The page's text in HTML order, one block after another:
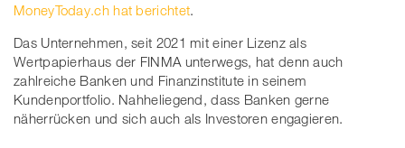
MoneyToday.ch hat berichtet
Das Unternehmen, seit 2021 mit einer Lizenz als
Wertpapierhaus der FINMA unterwegs, hat denn auch
zahlreiche Banken und Finanzinstitute in seinem
Kundenportfolio. Nahheliegend, dass Banken gerne
näherrücken und sich auch als Investoren engagieren.